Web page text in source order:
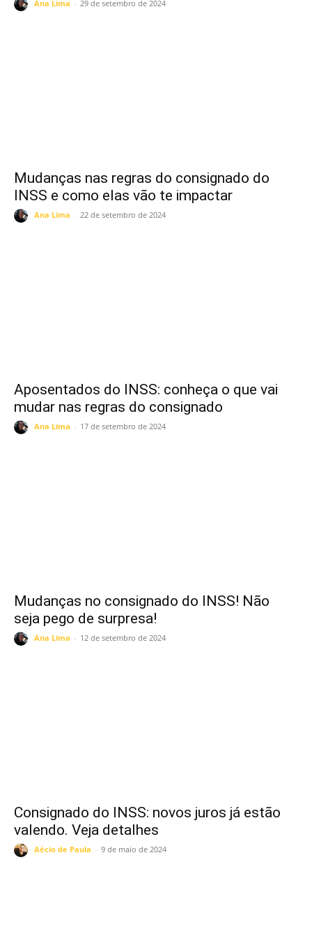
Ana Lima - 29 de setembro de 2024
Mudanças nas regras do consignado do
INSS e como elas vão te impactar
Ana Lima - 22 de setembro de 2024
Aposentados do INSS: conheça o que vai
mudar nas regras do consignado
Ana Lima - 17 de setembro de 2024
Mudanças no consignado do INSS! Não
seja pego de surpresa!
Ana Lima - 12 de setembro de 2024
Consignado do INSS: novos juros já estão
valendo. Veja detalhes
Aécio de Paula - 9 de maio de 2024